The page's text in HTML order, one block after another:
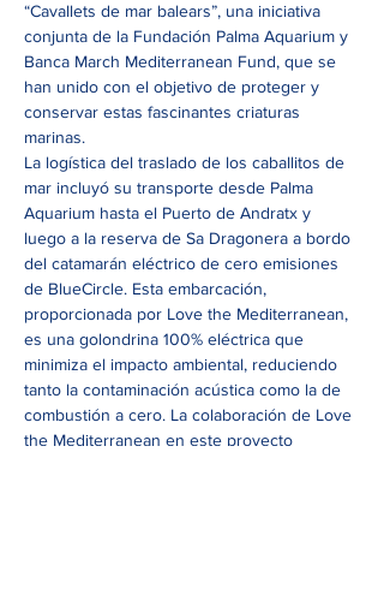
“Cavallets de mar balears”, una iniciativa
conjunta de la Fundación Palma Aquarium y
Banca March Mediterranean Fund, que se
han unido con el objetivo de proteger y
conservar estas fascinantes criaturas
marinas.
La logística del traslado de los caballitos de
mar incluyó su transporte desde Palma
Aquarium hasta el Puerto de Andratx y
luego a la reserva de Sa Dragonera a bordo
del catamarán eléctrico de cero emisiones
de BlueCircle. Esta embarcación,
proporcionada por Love the Mediterranean,
es una golondrina 100% eléctrica que
minimiza el impacto ambiental, reduciendo
tanto la contaminación acústica como la de
combustión a cero. La colaboración de Love
the Mediterranean en este proyecto